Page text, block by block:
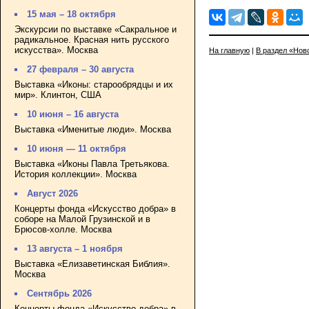
15 мая – 18 октября
Экскурсии по выставке «Сакральное и
радикальное. Красная нить русского
искусства». Москва
27 февраля – 30 августа
Выставка «Иконы: старообрядцы и их
мир». Клинтон, США
10 июня – 16 августа
Выставка «Именитые люди». Москва
10 июня — 11 октября
Выставка «Иконы Павла Третьякова.
История коллекции». Москва
Август 2026
Концерты фонда «Искусство добра» в
соборе на Малой Грузинской и в
Брюсов-холле. Москва
13 августа – 1 ноября
Выставка «Елизаветинская Библия».
Москва
Сентябрь 2026
На главную В раздел